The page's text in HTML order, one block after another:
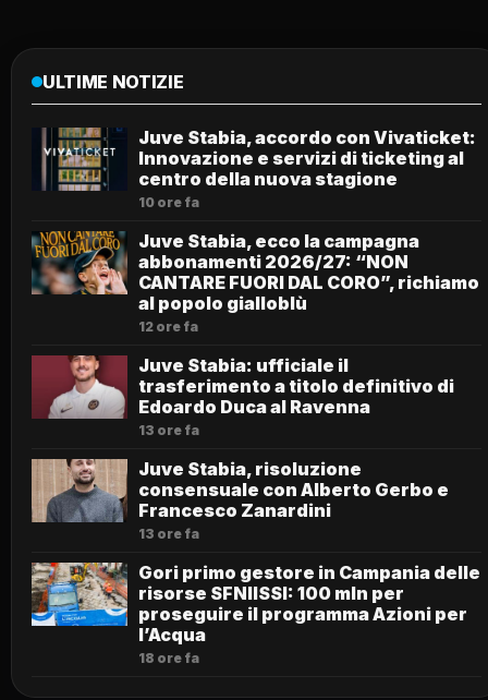
ULTIME NOTIZIE
Juve Stabia, accordo con Vivaticket:
Innovazione e servizi di ticketing al
centro della nuova stagione
10 ore fa
Juve Stabia, ecco la campagna
abbonamenti 2026/27: “NON
CANTARE FUORI DAL CORO”, richiamo
al popolo gialloblù
12 ore fa
Juve Stabia: ufficiale il
trasferimento a titolo definitivo di
Edoardo Duca al Ravenna
13 ore fa
Juve Stabia, risoluzione
consensuale con Alberto Gerbo e
Francesco Zanardini
13 ore fa
Gori primo gestore in Campania delle
risorse SFNIISSI: 100 mln per
proseguire il programma Azioni per
l’Acqua
18 ore fa